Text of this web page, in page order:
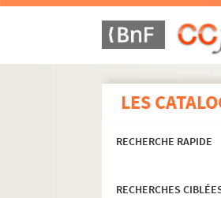
LES
RECHERCHE RAPIDE
RECHERCHES